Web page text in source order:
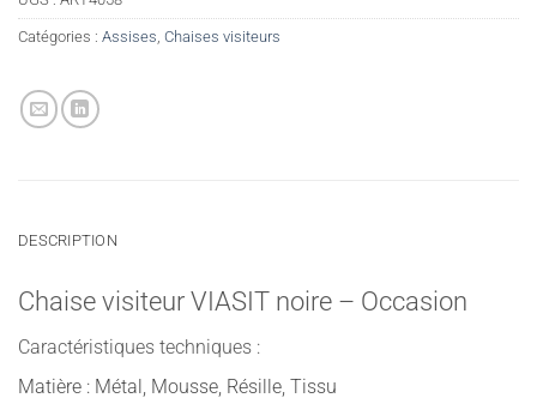
Catégories : Assises Chaises visiteurs
DESCRIPTION
Chaise visiteur VIASIT noire – Occasion
Caractéristiques techniques :
Matière : Métal, Mousse, Résille, Tissu